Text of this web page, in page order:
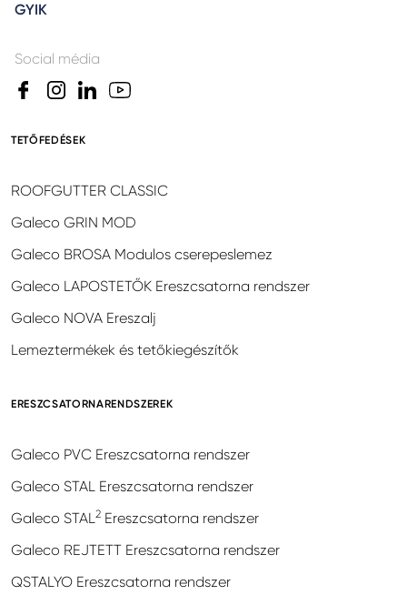
GYIK
Social média
TETŐFEDÉSEK
ROOFGUTTER CLASSIC
Galeco GRIN MOD
Galeco BROSA Modulos cserepeslemez
Galeco LAPOSTETŐK Ereszcsatorna rendszer
Galeco NOVA Ereszalj
Lemeztermékek és tetőkiegészítők
ERESZCSATORNARENDSZEREK
Galeco PVC Ereszcsatorna rendszer
Galeco STAL Ereszcsatorna rendszer
Galeco STAL2 Ereszcsatorna rendszer
Galeco REJTETT Ereszcsatorna rendszer
QSTALYO Ereszcsatorna rendszer